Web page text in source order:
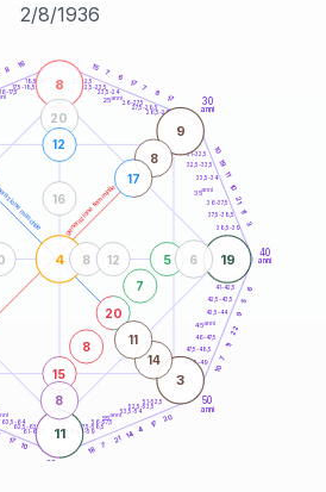
2/8/1936
maschile generazione femminile
30
anni
40
anni
50
anni
60
16-17,5
17,5-18,5
18,5-19 21-22,5
22,5-23,5
23,5-24
26-27,5
27,5-28,5
28,5-29
31-32,5
32,5-33,5
33,5-34
36-37,5
37,5-38,5
38,5-39
41-42,5
42,5-43,5
43,5-44
46-47,5
47,5-48,5
48,5-49
51-52,5
52,5-53,5
53,5-54
56-57,5
57,5-58,5
58,5-59
61-62,5
62,5-63,5
63,5-64
8
16 15
7
6
17
7
8
17
10
19
11
10
21
11
3
6
5
9
22
11
7
10
20
17
4
14
21
7
18
10
17
8
19
11
4
9
3
15
8
20
7
5
20
6
8
12
8 12
16
8
17
14
11
25anni
35anni
45anni
55anni